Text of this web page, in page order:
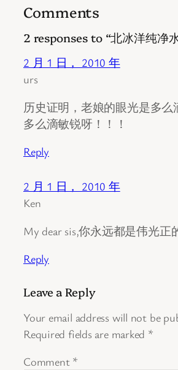
Comments
2 responses to “北冰洋纯净
2 月 1 日， 2010 年
urs
历史证明，老娘的眼光是多么
多么滴敏锐呀！！！
Reply
2 月 1 日， 2010 年
Ken
My dear sis,你永远都是伟光正
Reply
Leave a Reply
Your email address will not be
Required fields are marked *
Comment *